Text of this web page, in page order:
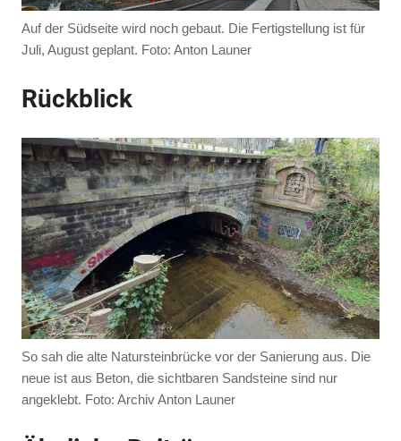
Anzeige
Auf der Südseite wird noch gebaut. Die Fertigstellung ist für
Juli, August geplant. Foto: Anton Launer
Rückblick
So sah die alte Natursteinbrücke vor der Sanierung aus. Die
neue ist aus Beton, die sichtbaren Sandsteine sind nur
angeklebt. Foto: Archiv Anton Launer